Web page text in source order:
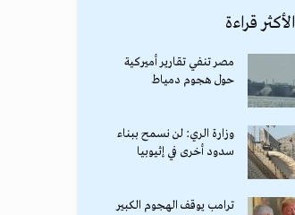
الأكثر قراءة
مصر تنفي تقارير أميركية
حول هجوم دمياط
وزارة الري: لن نسمح ببناء
سدود أخرى في إثيوبيا
ترامب يوقف الهجوم الكبير